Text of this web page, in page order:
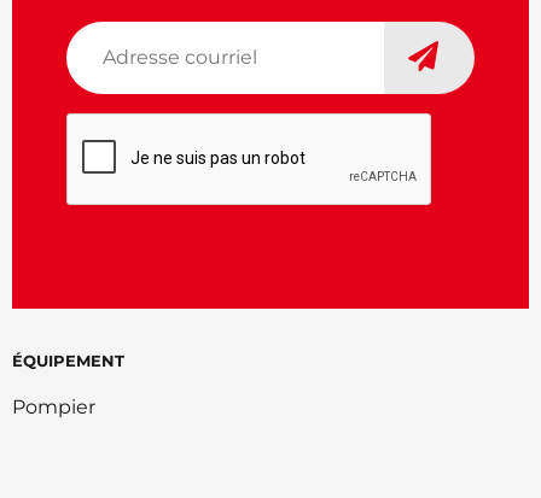
ÉQUIPEMENT
Pompier
Adresse
courriel